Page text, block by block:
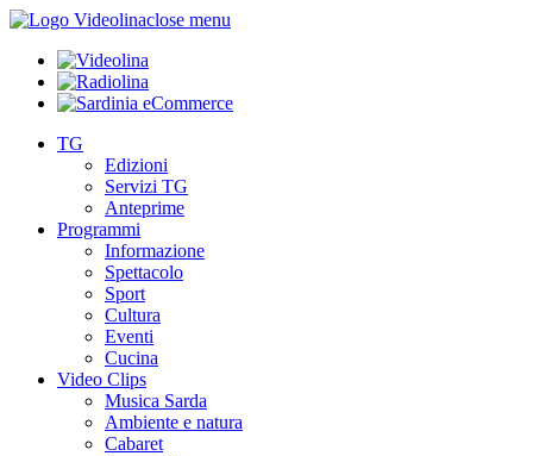
close menu
TG
Edizioni
Servizi TG
Anteprime
Programmi
Informazione
Spettacolo
Sport
Cultura
Eventi
Cucina
Video Clips
Musica Sarda
Ambiente e natura
Cabaret